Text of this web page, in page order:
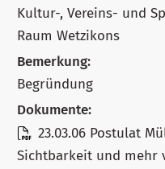
Kultur-, Vereins- und
Raum Wetzikons
Bemerkung:
Begründung
Dokumente:
23.03.06 Postulat
Sichtbarkeit und mehr